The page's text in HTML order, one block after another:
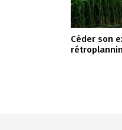
Céder son